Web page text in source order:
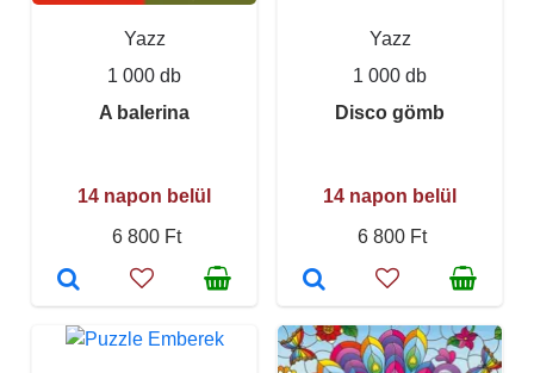
Yazz
1 000 db
A balerina
14 napon belül
6 800 Ft
Yazz
1 000 db
Disco gömb
14 napon belül
6 800 Ft